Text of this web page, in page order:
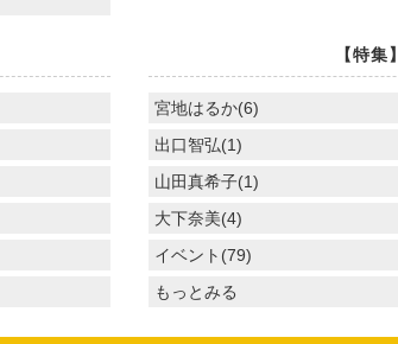
【特集】
宮地はるか(6)
出口智弘(1)
山田真希子(1)
大下奈美(4)
イベント(79)
もっとみる